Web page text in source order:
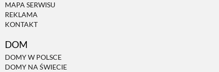
MAPA SERWISU
REKLAMA
KONTAKT
DOM
DOMY W POLSCE
DOMY NA ŚWIECIE